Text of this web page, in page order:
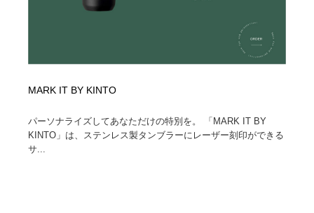
MARK IT BY KINTO
パーソナライズしてあなただけの特別を。 「MARK IT BY
KINTO」は、ステンレス製タンブラーにレーザー刻印ができる
サ...